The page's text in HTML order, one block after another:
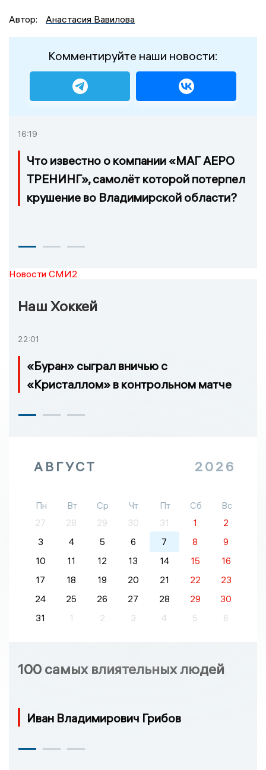
Автор: Анастасия Вавилова
Комментируйте наши новости:
16:19
Что известно о компании «МАГ АЕРО
ТРЕНИНГ», самолёт которой потерпел
крушение во Владимирской области?
Новости СМИ2
Наш Хоккей
22:01
«Буран» сыграл вничью с
«Кристаллом» в контрольном матче
АВГУСТ 2026
Пн Вт Ср Чт Пт Сб
Вс
27
28 29 30 31 1
2
3
4 5 6 7 8
9
10
11 12 13 14 15
16
17
18 19 20 21 22
23
24
25 26 27 28 29
30
31
1 2 3 4 5 6
100 самых влиятельных людей
Иван Владимирович Грибов